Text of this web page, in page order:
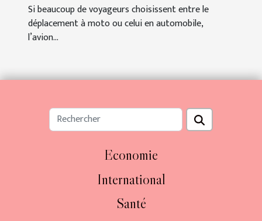
Si beaucoup de voyageurs choisissent entre le
déplacement à moto ou celui en automobile,
l’avion...
Economie
International
Santé